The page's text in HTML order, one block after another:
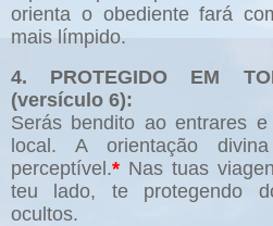
orienta o obediente fará
mais límpido.
4. PROTEGIDO EM
(versículo 6):
Serás bendito ao entrares
local. A orientação
perceptível.* Nas tuas
teu lado, te protegendo
ocultos.